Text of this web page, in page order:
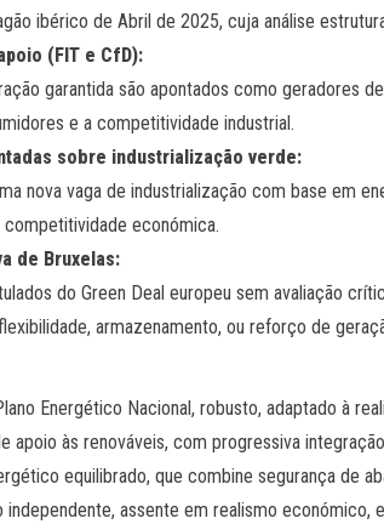
ibérico de Abril de 2025, cuja análise
(FIT e CfD):
garantida são apontados como geradores
e a competitividade industrial.
sobre industrialização verde:
nova vaga de industrialização com base em
económica.
de Bruxelas:
do Green Deal europeu sem avaliação
armazenamento, ou reforço de
Energético Nacional, robusto, adaptado à
apoio às renováveis, com progressiva
equilibrado, que combine segurança de
assente em realismo económico,